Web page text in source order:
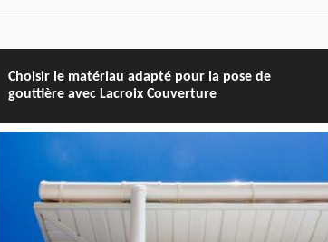
Choisir le matériau adapté pour la pose de
gouttière avec Lacroix Couverture